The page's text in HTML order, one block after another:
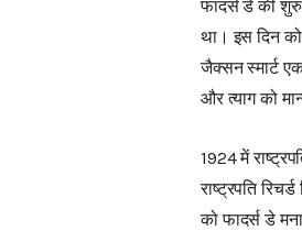
फादर्स डे की
था। इस दिन को
जैक्सन स्मार्ट
और त्याग को
1924 में
राष्ट्रपति
को फादर्स डे